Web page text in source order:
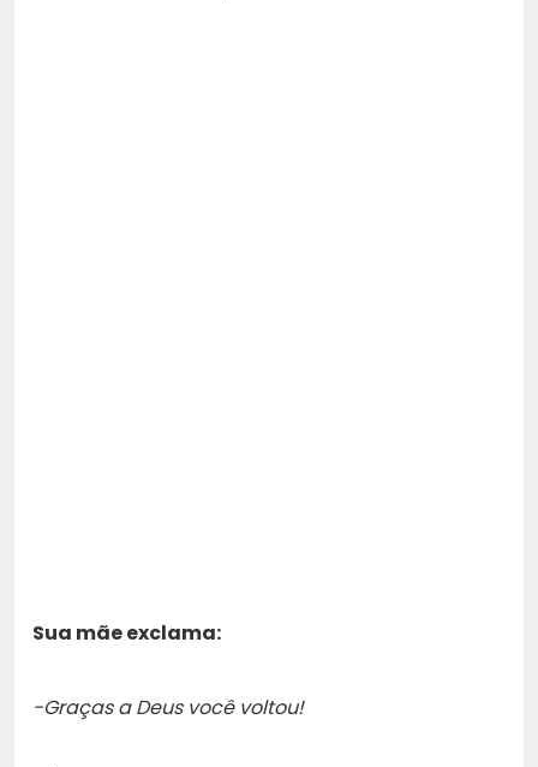
Sua mãe exclama:
-Graças a Deus você voltou!